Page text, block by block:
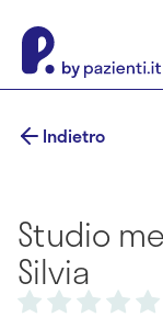
Indietro
Studio
Silvia